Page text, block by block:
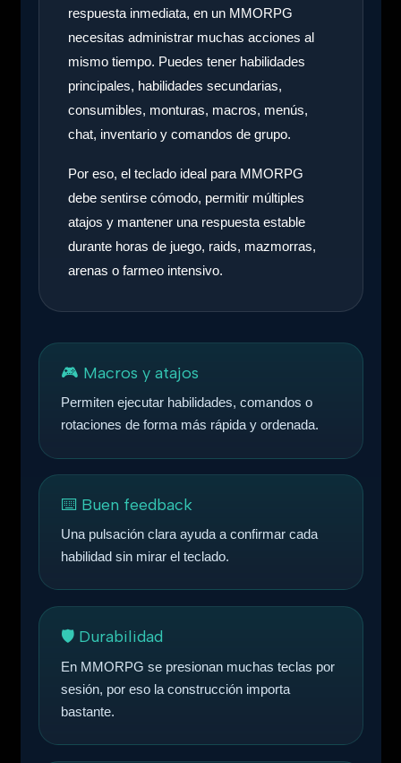
respuesta inmediata, en un MMORPG
necesitas administrar muchas acciones al
mismo tiempo. Puedes tener habilidades
principales, habilidades secundarias,
consumibles, monturas, macros, menús,
chat, inventario y comandos de grupo.
Por eso, el teclado ideal para MMORPG
debe sentirse cómodo, permitir múltiples
atajos y mantener una respuesta estable
durante horas de juego, raids, mazmorras,
arenas o farmeo intensivo.
🎮 Macros y atajos
Permiten ejecutar habilidades, comandos o
rotaciones de forma más rápida y ordenada.
⌨️ Buen feedback
Una pulsación clara ayuda a confirmar cada
habilidad sin mirar el teclado.
🛡️ Durabilidad
En MMORPG se presionan muchas teclas por
sesión, por eso la construcción importa
bastante.